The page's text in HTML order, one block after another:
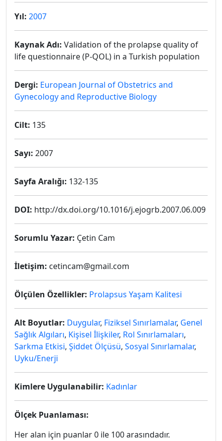
Yıl: 2007
Kaynak Adı: Validation of the prolapse quality of
life questionnaire (P-QOL) in a Turkish population
Dergi: European Journal of Obstetrics and
Gynecology and Reproductive Biology
Cilt: 135
Sayı: 2007
Sayfa Aralığı: 132-135
DOI: http://dx.doi.org/10.1016/j.ejogrb.2007.06.009
Sorumlu Yazar: Çetin Cam
İletişim: cetincam@gmail.com
Ölçülen Özellikler: Prolapsus Yaşam Kalitesi
Alt Boyutlar: Duygular, Fiziksel Sınırlamalar, Genel
Sağlık Algıları, Kişisel İlişkiler, Rol Sınırlamaları,
Sarkma Etkisi, Şiddet Ölçüsü, Sosyal Sınırlamalar,
Uyku/Enerji
Kimlere Uygulanabilir: Kadınlar
Ölçek Puanlaması:
Her alan için puanlar 0 ile 100 arasındadır.